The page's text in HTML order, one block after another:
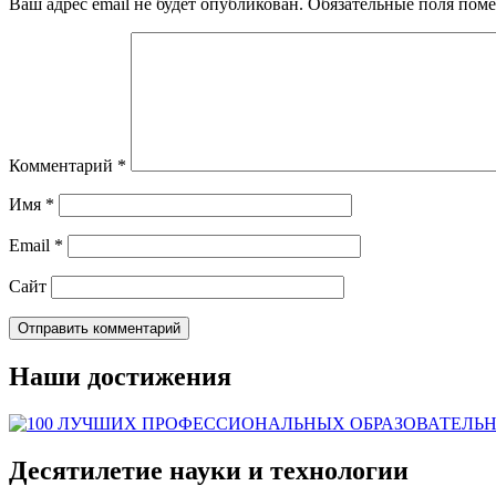
Ваш адрес email не будет опубликован. Обязательные поля
Комментарий *
Имя *
Email *
Сайт
Наши достижения
Десятилетие науки и технологии